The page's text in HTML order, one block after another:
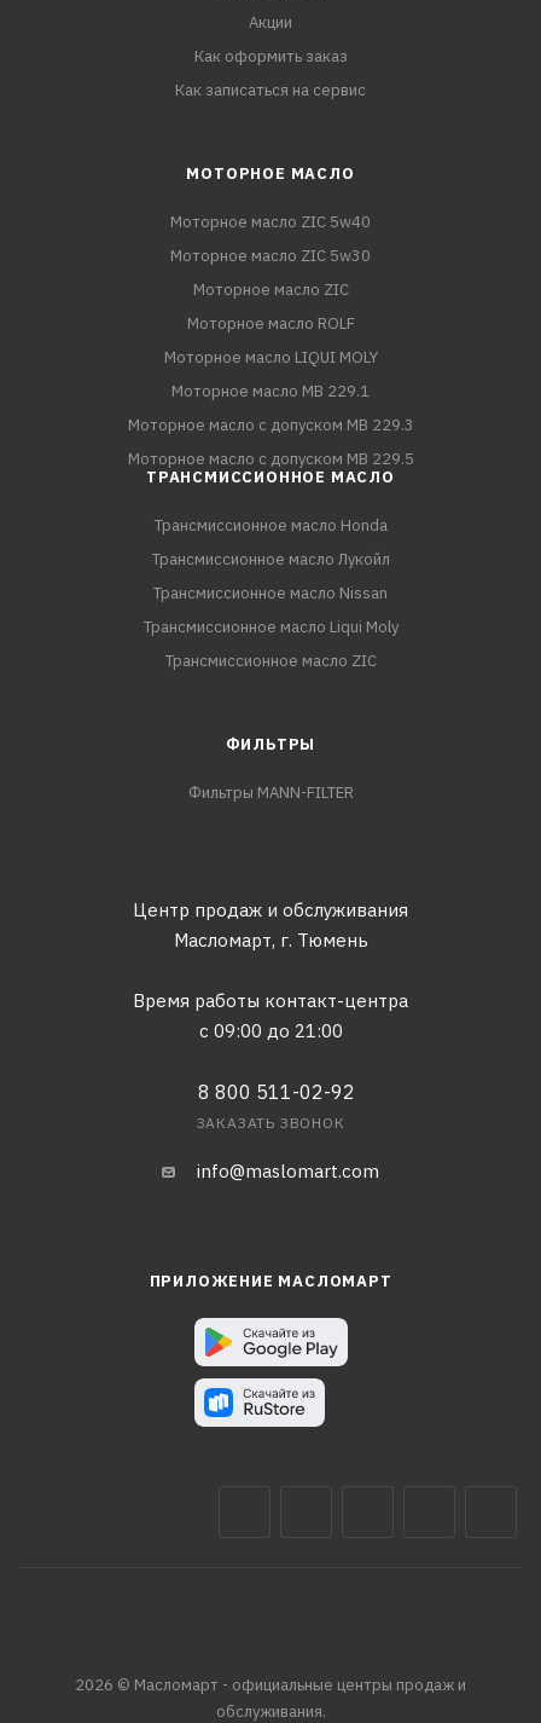
Акции
Как оформить заказ
Как записаться на сервис
МОТОРНОЕ МАСЛО
Моторное масло ZIC 5w40
Моторное масло ZIC 5w30
Моторное масло ZIC
Моторное масло ROLF
Моторное масло LIQUI MOLY
Моторное масло MB 229.1
Моторное масло с допуском MB 229.3
Моторное масло с допуском MB 229.5
ТРАНСМИССИОННОЕ МАСЛО
Трансмиссионное масло Honda
Трансмиссионное масло Лукойл
Трансмиссионное масло Nissan
Трансмиссионное масло Liqui Moly
Трансмиссионное масло ZIC
ФИЛЬТРЫ
Фильтры MANN-FILTER
Центр продаж и обслуживания
Масломарт, г. Тюмень
Время работы контакт-центра
с 09:00 до 21:00
8 800 511-02-92
ЗАКАЗАТЬ ЗВОНОК
info@maslomart.com
ПРИЛОЖЕНИЕ МАСЛОМАРТ
2026 © Масломарт - официальные центры продаж и
обслуживания.